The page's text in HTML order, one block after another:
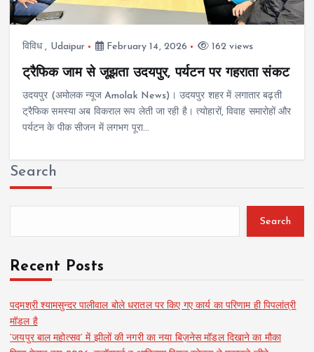
विविध, Udaipur February 14, 2026 162 views
ट्रैफिक जाम से जूझता उदयपुर, पर्यटन पर गहराता संकट
उदयपुर (अमोलक न्यूज Amolak News)। उदयपुर शहर में लगातार बढ़ती
ट्रैफिक समस्या अब विकराल रूप लेती जा रही है। त्योहारों, विवाह समारोहों और
पर्यटन के पीक सीजन में लगभग पूरा…
Search
Search
Recent Posts
पद्मश्री श्यामसुन्दर पालीवाल बोले धरातल पर किए गए कार्य का परिणाम ही पिपलांत्री
मॉडल है
‘जयपुर बाल महोत्सव’ में झीलों की नगरी का नया बिज़नेस मॉडल दिखाने का मौका